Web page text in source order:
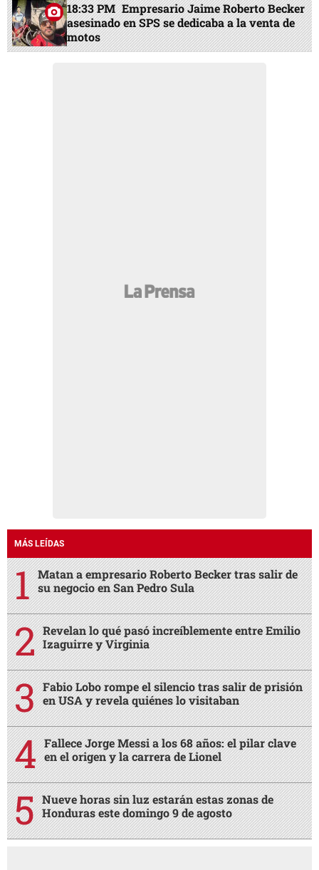
18:33 PM Empresario Jaime Roberto Becker
asesinado en SPS se dedicaba a la venta de
motos
MÁS LEÍDAS
Matan a empresario Roberto Becker tras salir de
su negocio en San Pedro Sula
Revelan lo qué pasó increíblemente entre Emilio
Izaguirre y Virginia
Fabio Lobo rompe el silencio tras salir de prisión
en USA y revela quiénes lo visitaban
Fallece Jorge Messi a los 68 años: el pilar clave
en el origen y la carrera de Lionel
Nueve horas sin luz estarán estas zonas de
Honduras este domingo 9 de agosto